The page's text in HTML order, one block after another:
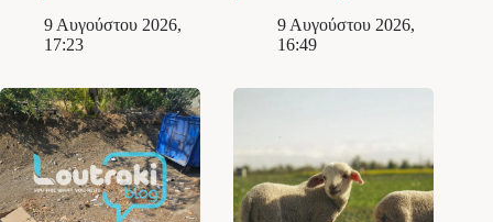
9 Αυγούστου 2026,
17:23
9 Αυγούστου 2026,
16:49